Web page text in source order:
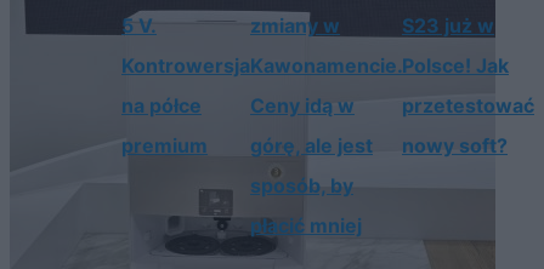
5 V.
Kontrowersja
na półce
premium
zmiany w
Kawonamencie.
Ceny idą w
górę, ale jest
sposób, by
płacić mniej
S23 już w
Polsce! Jak
przetestować
nowy soft?